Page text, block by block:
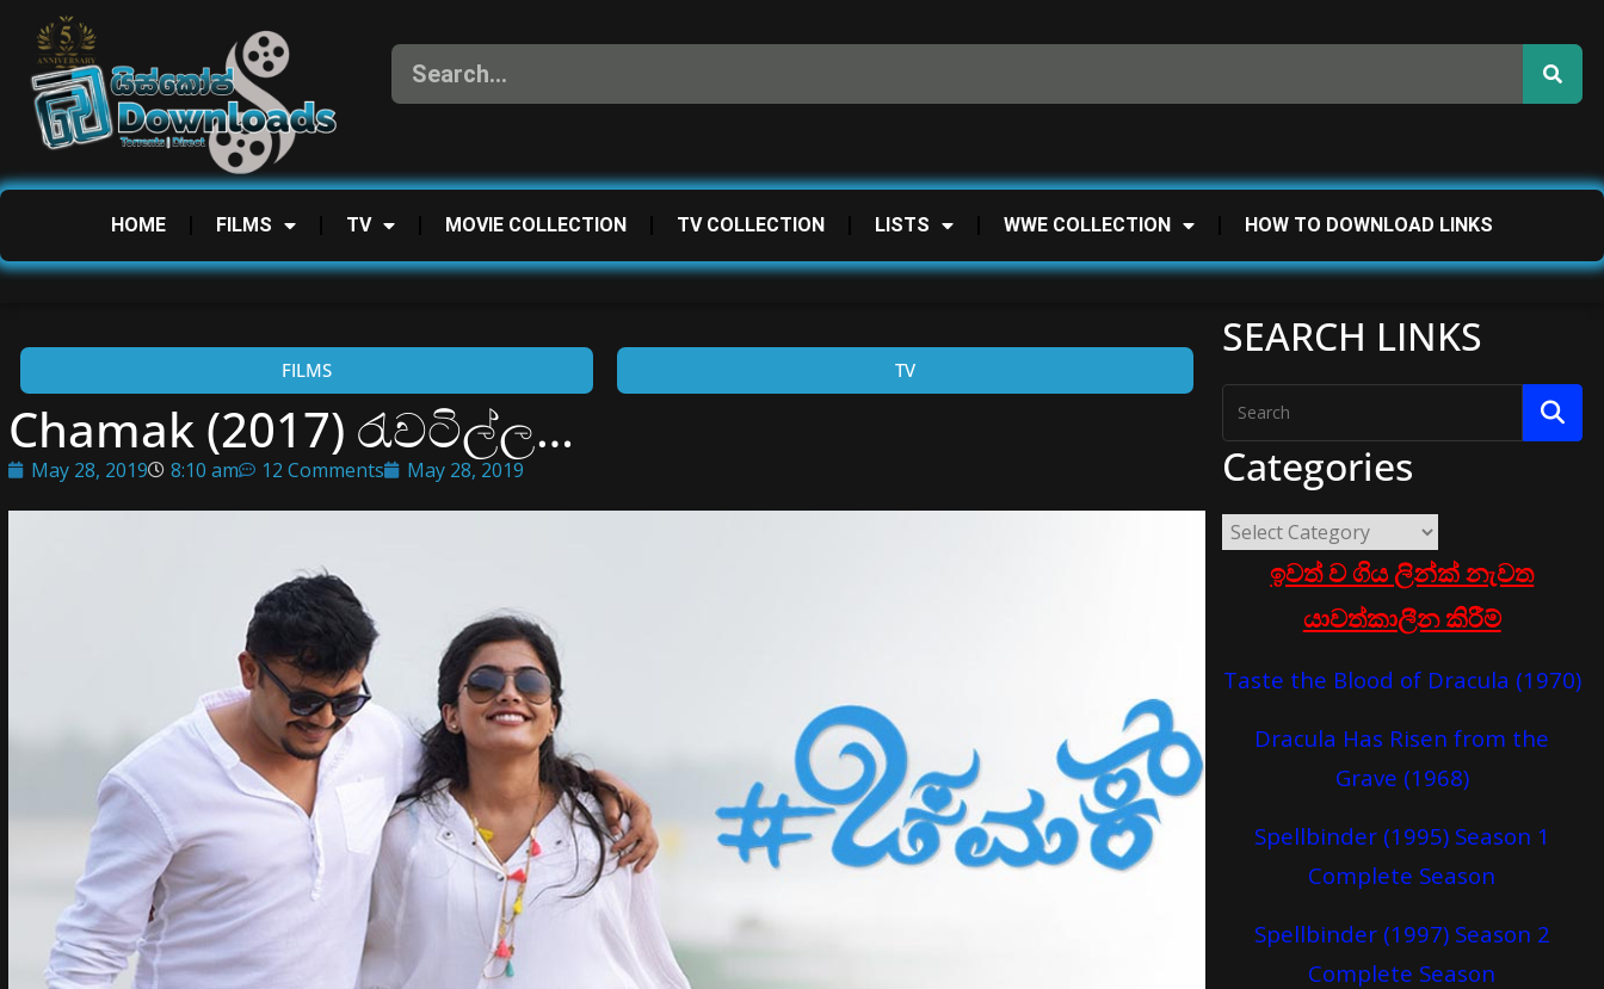
HOME FILMS TV MOVIE COLLECTION TV COLLECTION LISTS WWE COLLECTION HOW TO DOWNLOAD LINKS
FILMS TV
Chamak (2017) රැවටිල්ල…
May 28, 2019 8:10 am 12 Comments May 28, 2019
SEARCH LINKS
Categories
ඉවත් ව ගිය ලින්ක් නැවත
යාවත්කාලීන කිරීම්
Taste the Blood of Dracula (1970)
Dracula Has Risen from the
Grave (1968)
Spellbinder (1995) Season 1
Complete Season
Spellbinder (1997) Season 2
Complete Season